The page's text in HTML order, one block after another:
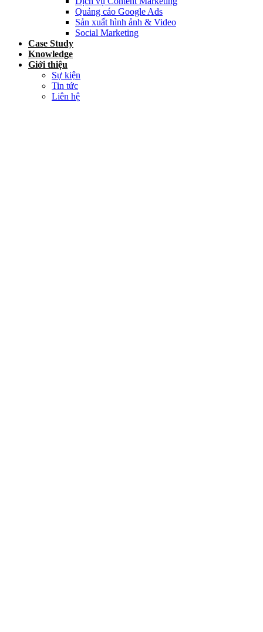
Quảng cáo Google Ads
Sản xuất hình ảnh & Video
Social Marketing
Case Study
Knowledge
Giới thiệu
Sự kiện
Tin tức
Liên hệ